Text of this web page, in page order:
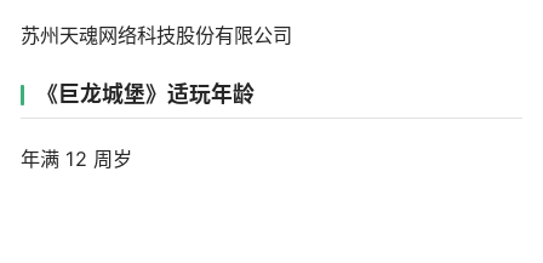
苏州天魂网络科技股份有限公司
《巨龙城堡》适玩年龄
年满 12 周岁